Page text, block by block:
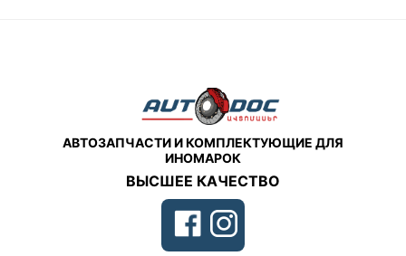
АВТОЗАПЧАСТИ И КОМПЛЕКТУЮЩИЕ ДЛЯ
ИНОМАРОК
ВЫСШЕЕ КАЧЕСТВО